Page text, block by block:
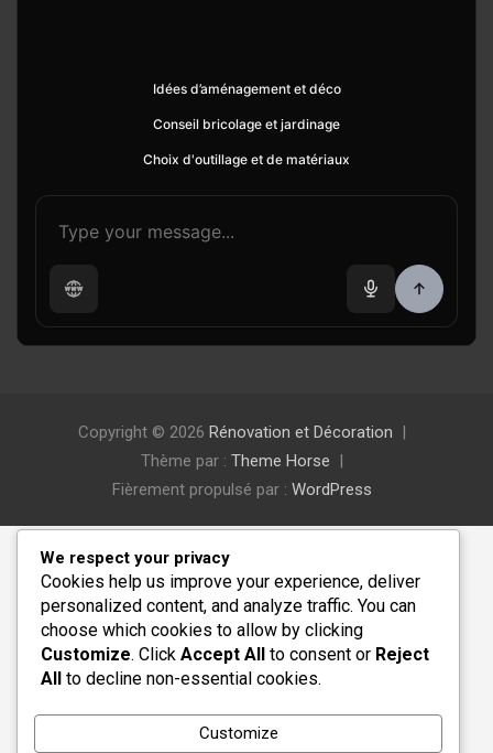
Idées d’aménagement et déco
Conseil bricolage et jardinage
Choix d'outillage et de matériaux
Copyright © 2026 Rénovation et Décoration
Thème par : Theme Horse
Fièrement propulsé par : WordPress
We respect your privacy
Cookies help us improve your experience, deliver
personalized content, and analyze traffic. You can
choose which cookies to allow by clicking
Customize. Click Accept All to consent or Reject
All to decline non-essential cookies.
Customize